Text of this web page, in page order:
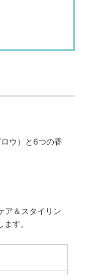
ウ）と6つの香
ア＆スタイリン
す。